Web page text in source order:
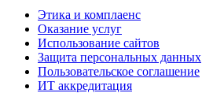
Этика и комплаенс
Оказание услуг
Использование сайтов
Защита персональных данных
Пользовательское соглашение
ИТ аккредитация